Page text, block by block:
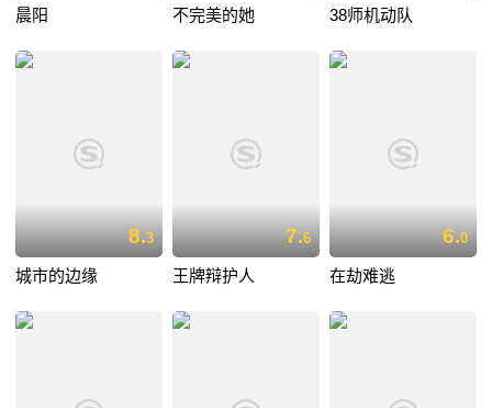
晨阳 不完美的她 38师机动队
8.3
城市的边缘
7.6
王牌辩护人
6.0
在劫难逃